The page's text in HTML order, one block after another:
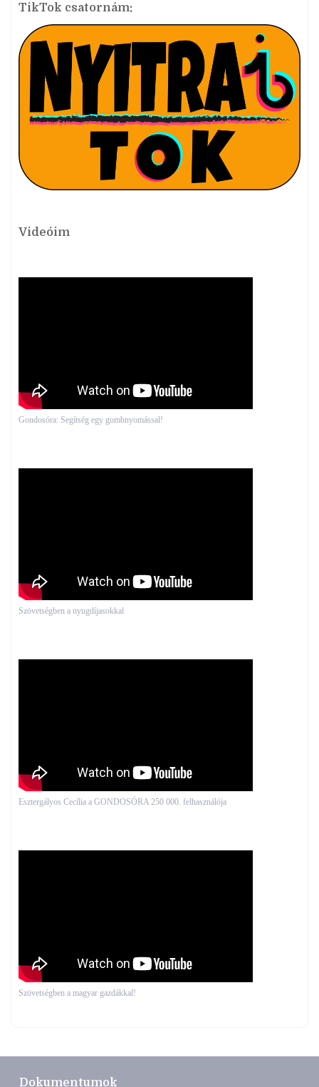
TikTok csatornám:
Videóim
Gondosóra: Segítség egy gombnyomással!
Szövetségben a nyugdíjasokkal
Esztergályos Cecília a GONDOSÓRA 250 000. felhasználója
Szövetségben a magyar gazdákkal!
Dokumentumok